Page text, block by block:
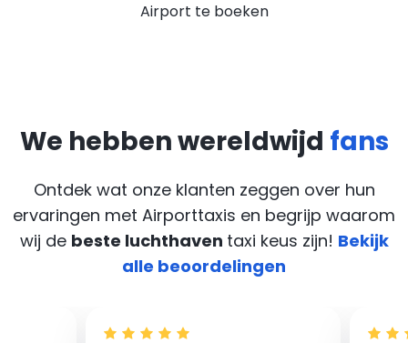
Airport te boeken
We hebben wereldwijd fans
Ontdek wat onze klanten zeggen over hun
ervaringen met Airporttaxis en begrijp waarom
wij de beste luchthaven taxi keus zijn! Bekijk
alle beoordelingen